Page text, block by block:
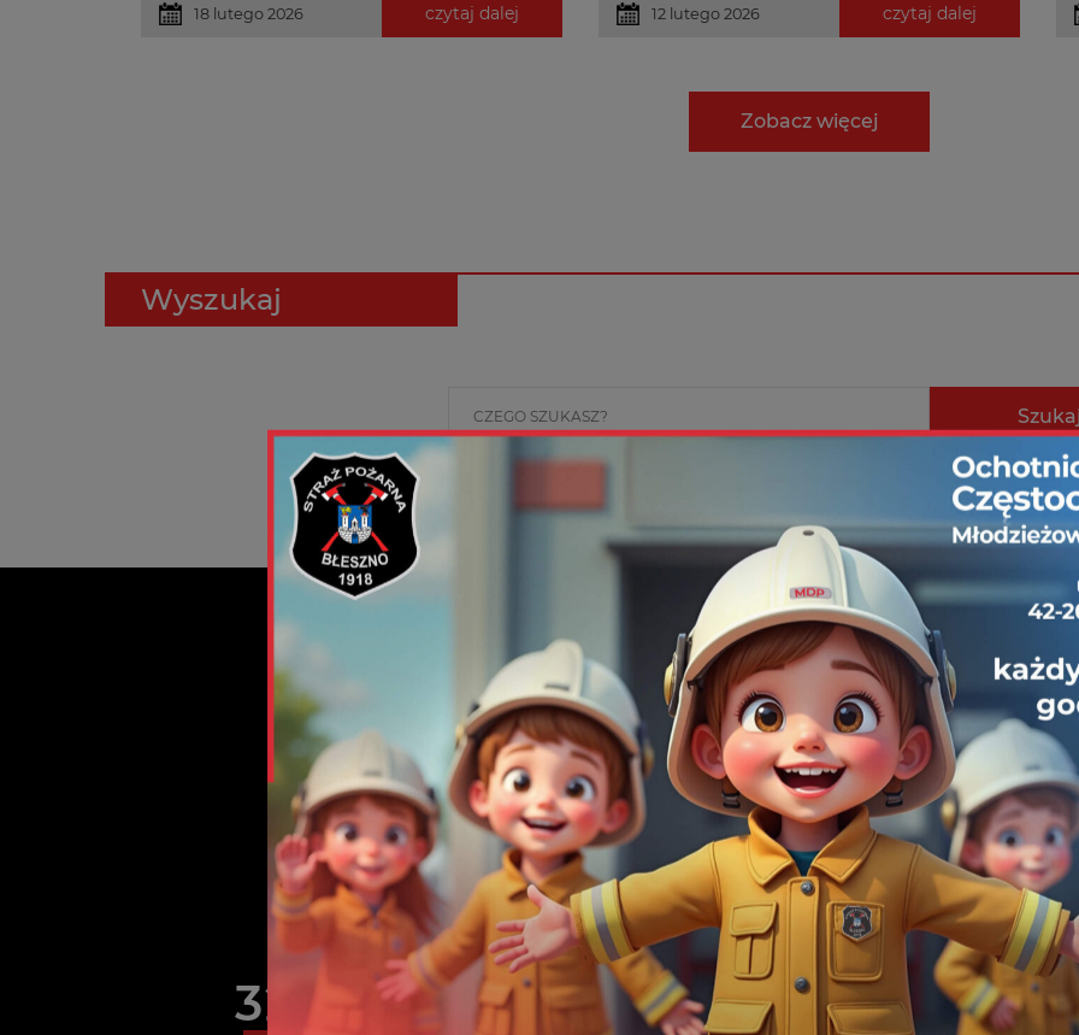
18 lutego 2026 czytaj dalej
minionym okresie, omówiliśmy
najważniejsze zadania oraz kierunki
12 lutego 2026 czytaj dalej
Zobacz więcej
Wyszukaj
Statystyka
2013 – 2024
3222 954 1962